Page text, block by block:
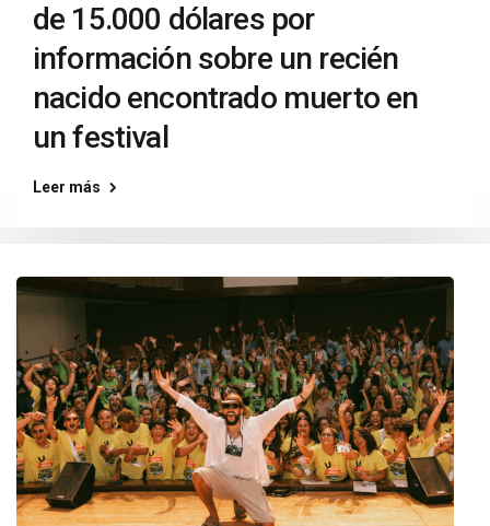
de 15.000 dólares por
información sobre un recién
nacido encontrado muerto en
un festival
Leer más